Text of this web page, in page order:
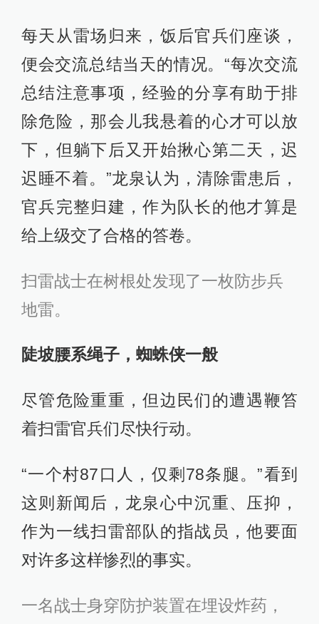
每天从雷场归来，饭后官兵们座谈，
便会交流总结当天的情况。“每次交流
总结注意事项，经验的分享有助于排
除危险，那会儿我悬着的心才可以放
下，但躺下后又开始揪心第二天，迟
迟睡不着。”龙泉认为，清除雷患后，
官兵完整归建，作为队长的他才算是
给上级交了合格的答卷。
扫雷战士在树根处发现了一枚防步兵
地雷。
陡坡腰系绳子，蜘蛛侠一般
尽管危险重重，但边民们的遭遇鞭笞
着扫雷官兵们尽快行动。
“一个村87口人，仅剩78条腿。”看到
这则新闻后，龙泉心中沉重、压抑，
作为一线扫雷部队的指战员，他要面
对许多这样惨烈的事实。
一名战士身穿防护装置在埋设炸药，